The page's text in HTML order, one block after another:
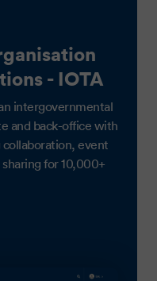
- IOTA
intergovernmental
and back-office with
collaboration, event
for 10,000+